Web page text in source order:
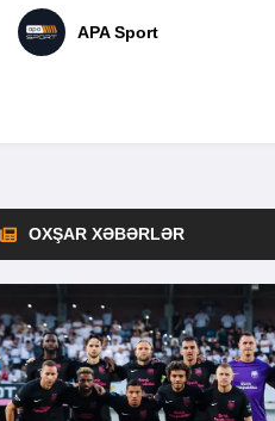
APA Sport
OXŞAR XƏBƏRLƏR